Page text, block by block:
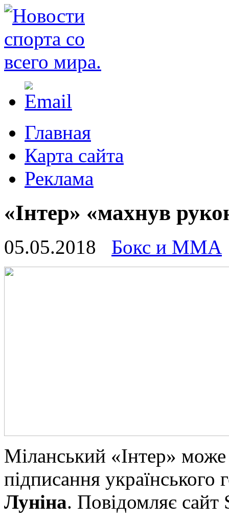
Главная
Карта сайта
Реклама
«Інтер» «махнув
05.05.2018 Бокс и ММА
Мілaнський «Інтер» може
підписання українського
Луніна. Повідомляє